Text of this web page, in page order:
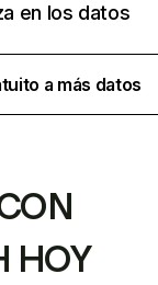
en los datos
a más datos
HOY